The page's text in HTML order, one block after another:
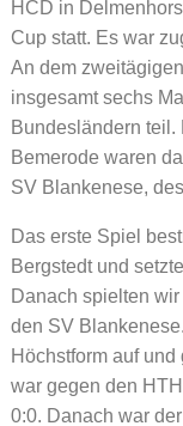
HCD in
Cup statt. Es war
An dem
insgesamt sechs
Bundesländern
Bemerode waren
SV Blankenese,
Das erste Spiel
Bergstedt und
Danach spielten
den SV
Höchstform auf
war gegen den
0:0. Danach war